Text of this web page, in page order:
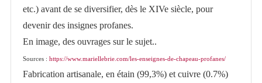
etc.) avant de se diversifier, dès le XIVe siècle, pour
devenir des insignes profanes.
En image, des ouvrages sur le sujet..
Sources : https://www.mariellebrie.com/les-enseignes-de-chapeau-profanes/
Fabrication artisanale, en étain (99,3%) et cuivre (0.7%)